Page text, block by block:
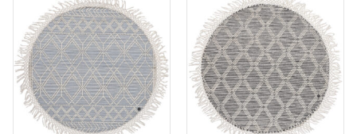
through
699,90 €
699,90 €